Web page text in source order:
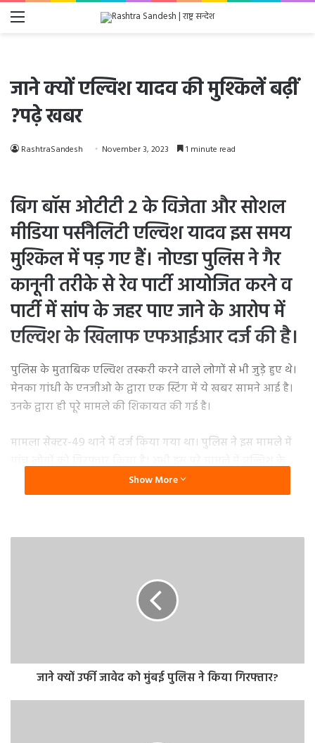
Menu
जाने क्यों एल्विश यादव की मुश्किलें बढ़ीं
?पढ़े खबर
RashtraSandesh November 3, 2023 1 minute read
बिग बॉस ओटीटी 2 के विजेता और सोशल
मीडिया पर्सनैलिटी एल्विश यादव इस समय
मुश्किल में पड़ गए हैं। नोएडा पुलिस ने गैर
कानूनी तरीके से रेव पार्टी आयोजित करने व
पार्टी में सांप के जहर पाए जाने के आरोप में
एल्विश के खिलाफ एफआईआर दर्ज की है।
पुलिस के मुताबिक एल्विश तस्करी करने वाले लोगों से भी जुड़े हुए थे।
मेनका गांधी के एनजीओ के द्वारा एक स्टिंग में ये खबर सामने आई है।
उनके द्वारा ही पूरे मामले की शिकायत की गई है।
मामला सेक्टर-49 थाने में दर्ज किया गया था। पुलिस ने इस मामले में
शामिल होने को लेकर संशय हैं, पुलिस इस पर जांच कर रहे हैं।
गौरतलब है कि एल्विश यादव बिगबॉस ओटीटी के विजेता बने थे।
Show More
जाने क्यों उर्फी जावेद को मुंबई पुलिस ने किया गिरफ्तार?